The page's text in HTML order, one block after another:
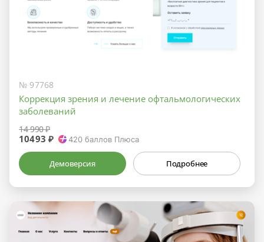
№ 97768
Коррекция зрения и лечение офтальмологических
заболеваний
14 990 ₽
10493 ₽ 420 баллов Плюса
Демоверсия Подробнее